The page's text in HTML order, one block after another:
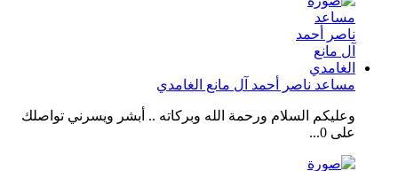
مساعد ناصر أحمد آل مانع الغامدي
وعليكم السلام ورحمة الله وبركاته .. أبشر ويسرني تواصلك
على 0...